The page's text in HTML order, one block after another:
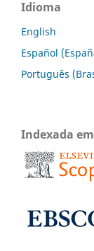
Idioma
English
Español
Português
Indexada em